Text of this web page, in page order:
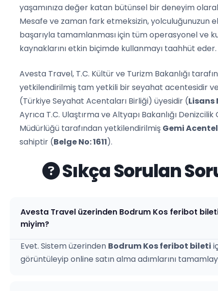
yaşamınıza değer katan bütünsel bir deneyim
Mesafe ve zaman fark etmeksizin, yolculuğunuzun
başarıyla tamamlanması için tüm operasyonel ve
kaynaklarını etkin biçimde kullanmayı taahhüt eder.
Avesta Travel, T.C. Kültür ve Turizm Bakanlığı
yetkilendirilmiş tam yetkili bir seyahat acentesidir
(Türkiye Seyahat Acentaları Birliği) üyesidir (Lisans
Ayrıca T.C. Ulaştırma ve Altyapı Bakanlığı Denizcilik
Müdürlüğü tarafından yetkilendirilmiş Gemi
sahiptir (Belge No: 1611).
Sıkça Sorulan
Avesta Travel üzerinden Bodrum Kos feribot
miyim?
Evet. Sistem üzerinden Bodrum Kos feribot bileti
görüntüleyip online satın alma adımlarını